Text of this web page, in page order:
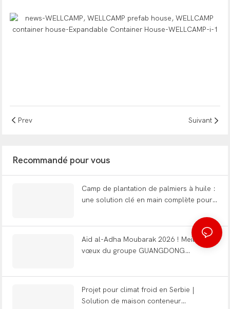
Prev Suivant
Recommandé pour vous
Camp de plantation de palmiers à huile :
une solution clé en main complète pour
Aïd al-Adha Moubarak 2026 ! Meilleurs
vœux du groupe GUANGDONG
Projet pour climat froid en Serbie |
Solution de maison conteneur